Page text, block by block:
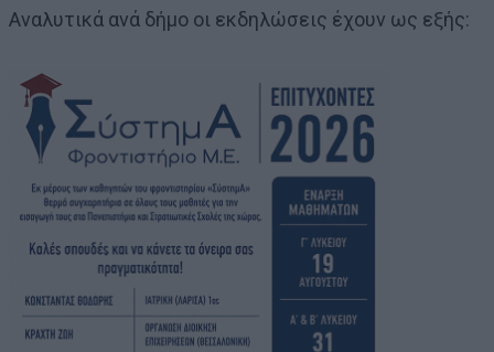
Αναλυτικά ανά δήμο οι εκδηλώσεις έχουν ως εξής: